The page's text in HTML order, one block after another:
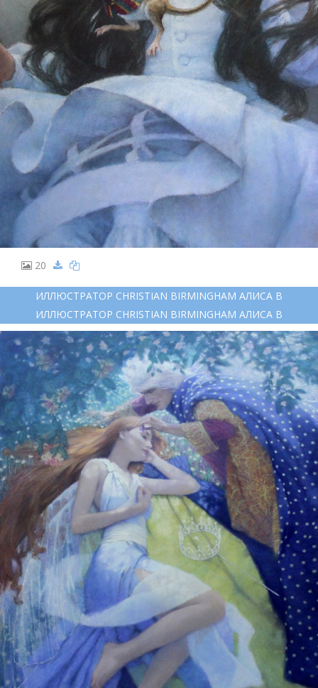
20
ИЛЛЮСТРАТОР CHRISTIAN BIRMINGHAM АЛИСА В
ИЛЛЮСТРАТОР CHRISTIAN BIRMINGHAM АЛИСА В